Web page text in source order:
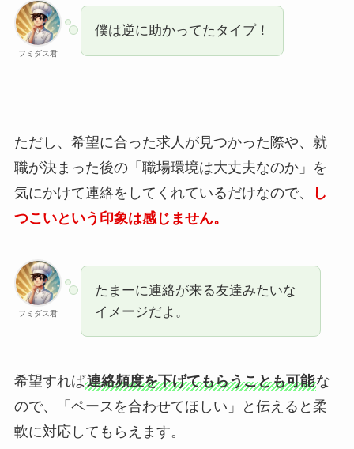
フミダス君
僕は逆に助かってたタイプ！
ただし、希望に合った求人が見つかった際や、就
職が決まった後の「職場環境は大丈夫なのか」を
気にかけて連絡をしてくれているだけなので、
し
つこいという印象は感じません。
フミダス君
たまーに連絡が来る友達みたいな
イメージだよ。
希望すれば連絡頻度を下げてもらうことも可能な
ので、「ペースを合わせてほしい」と伝えると柔
軟に対応してもらえます。